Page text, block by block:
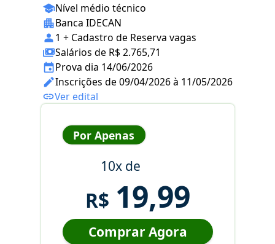
Nível médio técnico
Banca IDECAN
1 + Cadastro de Reserva vagas
Salários de R$ 2.765,71
Prova dia 14/06/2026
Inscrições de 09/04/2026 à 11/05/2026
Ver edital
Por Apenas
10x de
R$ 19,99
Comprar Agora